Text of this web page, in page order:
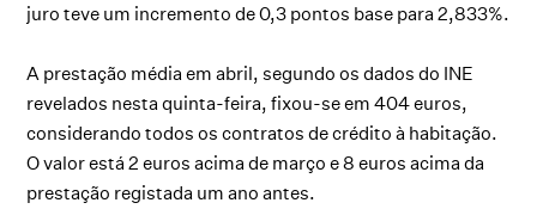
juro teve um incremento de 0,3 pontos base para 2,833%.
A prestação média em abril, segundo os dados do INE
revelados nesta quinta-feira, fixou-se em 404 euros,
considerando todos os contratos de crédito à habitação.
O valor está 2 euros acima de março e 8 euros acima da
prestação registada um ano antes.